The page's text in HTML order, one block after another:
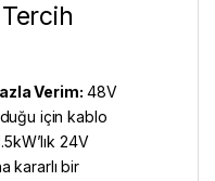
Verim: 48V
için kablo
24V
kararlı bir